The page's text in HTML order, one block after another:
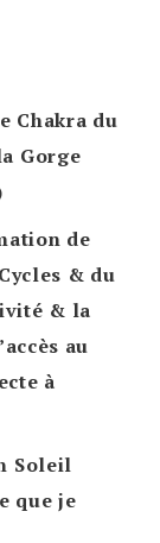
Chakra du
Gorge
de
& du
& la
au
à
Soleil
que je